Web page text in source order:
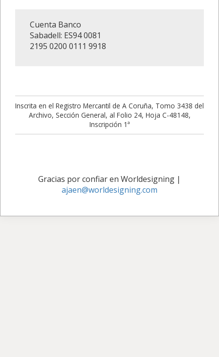
Cuenta Banco
Sabadell: ES94 0081
2195 0200 0111 9918
Inscrita en el Registro Mercantil de A Coruña, Tomo 3438 del
Archivo, Sección General, al Folio 24, Hoja C-48148,
Inscripción 1ª
Gracias por confiar en Worldesigning |
ajaen@worldesigning.com